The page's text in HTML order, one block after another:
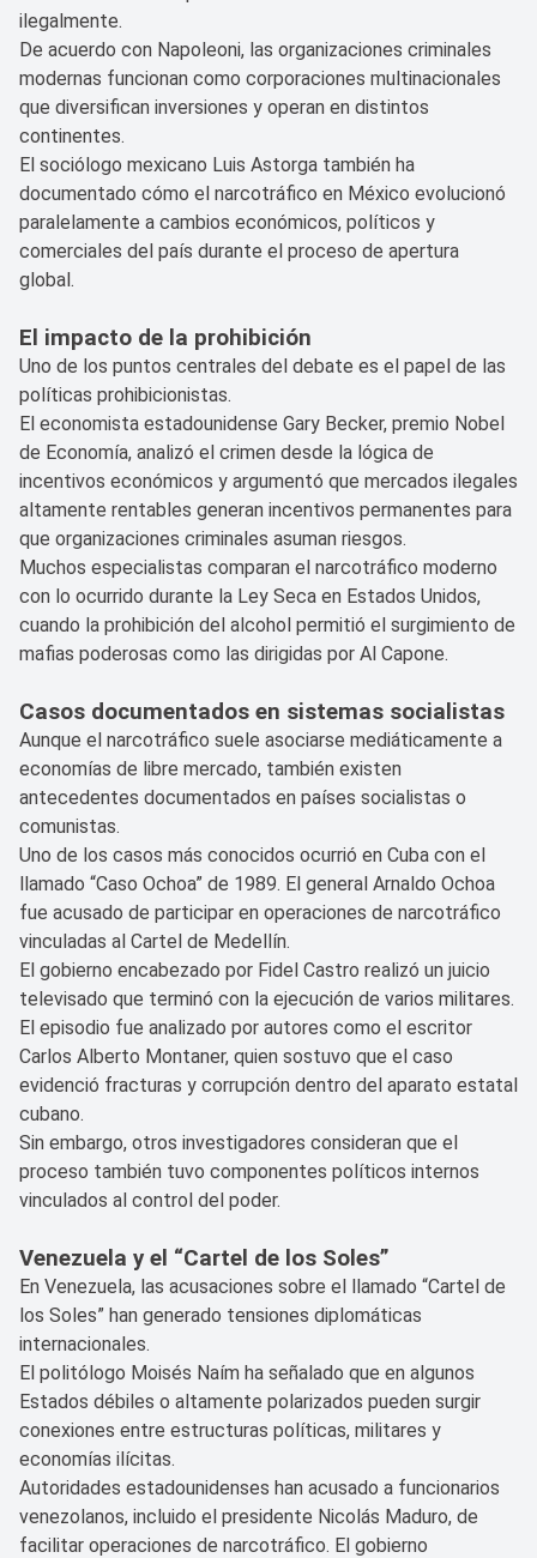
ilegalmente.
De acuerdo con Napoleoni, las organizaciones criminales
modernas funcionan como corporaciones multinacionales
que diversifican inversiones y operan en distintos
continentes.
El sociólogo mexicano Luis Astorga también ha
documentado cómo el narcotráfico en México evolucionó
paralelamente a cambios económicos, políticos y
comerciales del país durante el proceso de apertura
global.
El impacto de la prohibición
Uno de los puntos centrales del debate es el papel de las
políticas prohibicionistas.
El economista estadounidense Gary Becker, premio Nobel
de Economía, analizó el crimen desde la lógica de
incentivos económicos y argumentó que mercados ilegales
altamente rentables generan incentivos permanentes para
que organizaciones criminales asuman riesgos.
Muchos especialistas comparan el narcotráfico moderno
con lo ocurrido durante la Ley Seca en Estados Unidos,
cuando la prohibición del alcohol permitió el surgimiento de
mafias poderosas como las dirigidas por Al Capone.
Casos documentados en sistemas socialistas
Aunque el narcotráfico suele asociarse mediáticamente a
economías de libre mercado, también existen
antecedentes documentados en países socialistas o
comunistas.
Uno de los casos más conocidos ocurrió en Cuba con el
llamado “Caso Ochoa” de 1989. El general Arnaldo Ochoa
fue acusado de participar en operaciones de narcotráfico
vinculadas al Cartel de Medellín.
El gobierno encabezado por Fidel Castro realizó un juicio
televisado que terminó con la ejecución de varios militares.
El episodio fue analizado por autores como el escritor
Carlos Alberto Montaner, quien sostuvo que el caso
evidenció fracturas y corrupción dentro del aparato estatal
cubano.
Sin embargo, otros investigadores consideran que el
proceso también tuvo componentes políticos internos
vinculados al control del poder.
Venezuela y el “Cartel de los Soles”
En Venezuela, las acusaciones sobre el llamado “Cartel de
los Soles” han generado tensiones diplomáticas
internacionales.
El politólogo Moisés Naím ha señalado que en algunos
Estados débiles o altamente polarizados pueden surgir
conexiones entre estructuras políticas, militares y
economías ilícitas.
Autoridades estadounidenses han acusado a funcionarios
venezolanos, incluido el presidente Nicolás Maduro, de
facilitar operaciones de narcotráfico. El gobierno